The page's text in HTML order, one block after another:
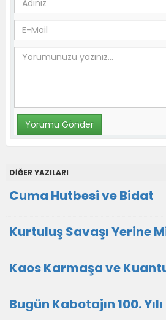
DİĞER YAZILARI
Cuma Hutbesi ve Bidat
Kurtuluş Savaşı Yerine
Kaos Karmaşa ve
Bugün Kabotajın 100. Yılı